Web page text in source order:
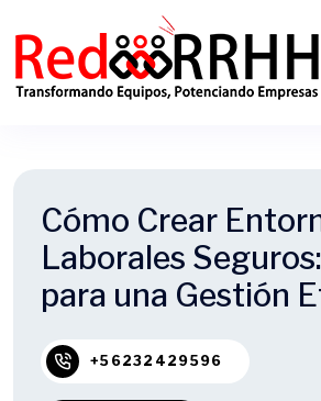
Cómo Crear
Laborales
para una Gestión
+56232429596